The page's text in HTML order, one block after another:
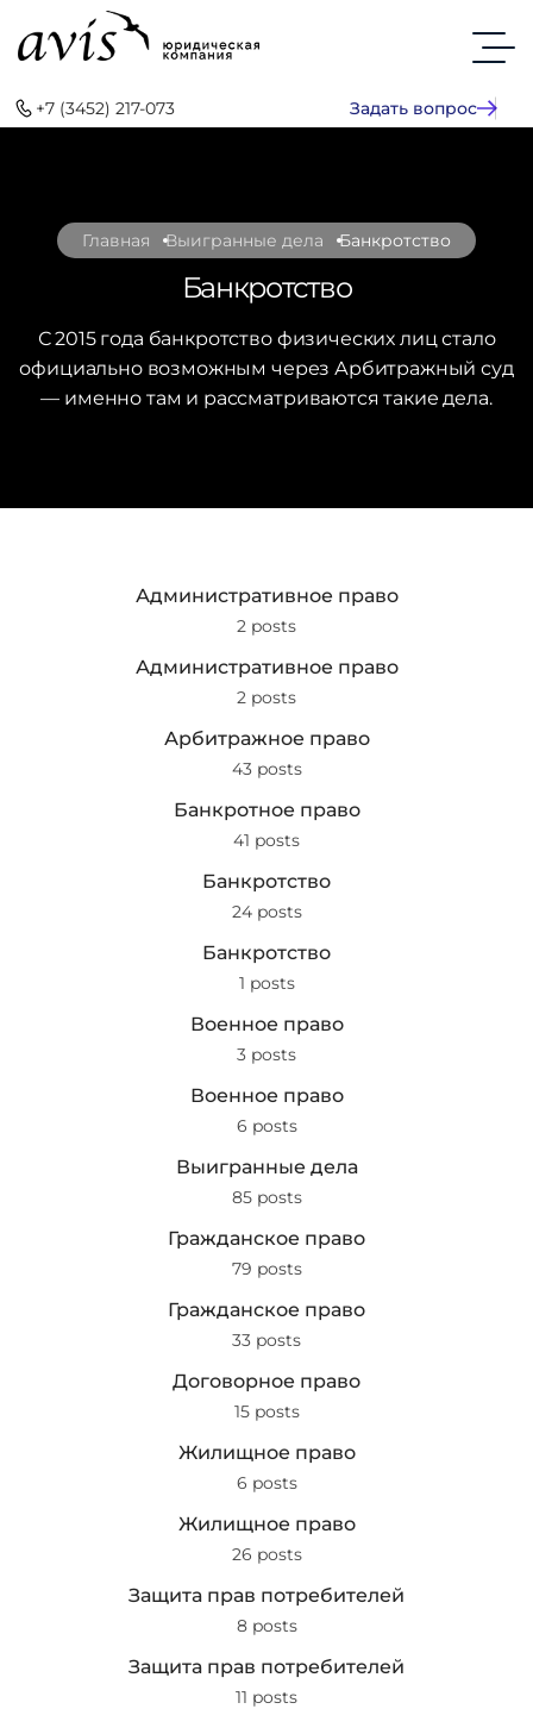
+7 (3452) 217-073 Задать вопрос
Главная Выигранные дела Банкротство
Банкротство
С 2015 года банкротство физических лиц стало
официально возможным через Арбитражный суд
— именно там и рассматриваются такие дела.
Административное право
2 posts
Административное право
2 posts
Арбитражное право
43 posts
Банкротное право
41 posts
Банкротство
24 posts
Банкротство
1 posts
Военное право
3 posts
Военное право
6 posts
Выигранные дела
85 posts
Гражданское право
79 posts
Гражданское право
33 posts
Договорное право
15 posts
Жилищное право
6 posts
Жилищное право
26 posts
Защита прав потребителей
8 posts
Защита прав потребителей
11 posts